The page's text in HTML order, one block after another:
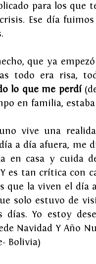
para los que
Ese día
que ya
todo era risa,
lo que me perdí
en familia,
vive una
a día afuera, me
en casa y cuida
es tan crítica con
que la viven el día
solo estuvo de
días. Yo estoy
Navidad Y Año
Bolivia)